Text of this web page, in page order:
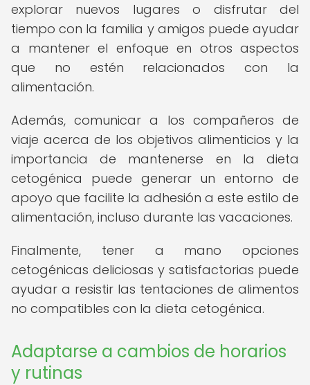
explorar nuevos lugares o disfrutar del
tiempo con la familia y amigos puede ayudar
a mantener el enfoque en otros aspectos
que no estén relacionados con la
alimentación.
Además, comunicar a los compañeros de
viaje acerca de los objetivos alimenticios y la
importancia de mantenerse en la dieta
cetogénica puede generar un entorno de
apoyo que facilite la adhesión a este estilo de
alimentación, incluso durante las vacaciones.
Finalmente, tener a mano opciones
cetogénicas deliciosas y satisfactorias puede
ayudar a resistir las tentaciones de alimentos
no compatibles con la dieta cetogénica.
Adaptarse a cambios de horarios
y rutinas